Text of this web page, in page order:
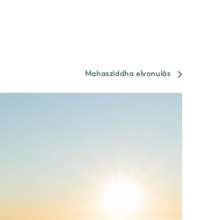
Mahasziddha elvonulás